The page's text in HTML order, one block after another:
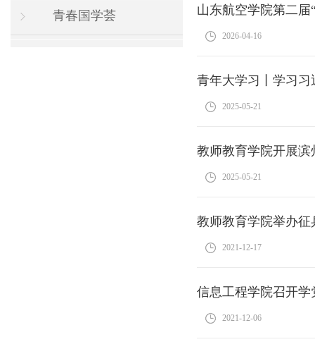
青春国学荟 山东航空学院第二
2026-04-16
青年大学习丨学习
2025-05-21
教师教育学院开展
2025-05-21
教师教育学院举办征
2021-12-17
信息工程学院召开
2021-12-06